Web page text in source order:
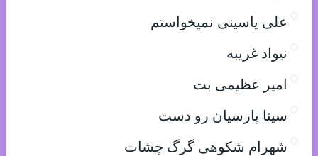
علی یاسینی نمیخواستم
نیواد غریبه
امیر عظیمی بت
سینا پارسیان رو دست
شهرام شکوهی گرگ چشات